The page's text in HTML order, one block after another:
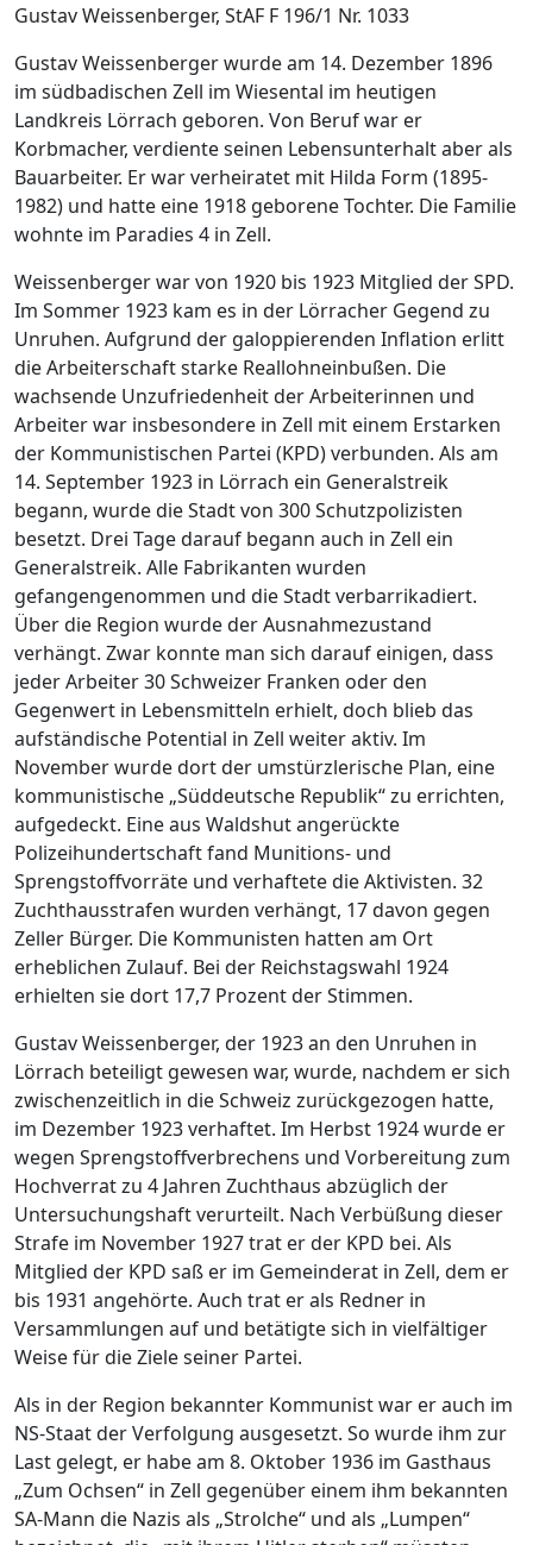
Gustav Weissenberger, StAF F 196/1 Nr. 1033
Gustav Weissenberger wurde am 14. Dezember 1896
im südbadischen Zell im Wiesental im heutigen
Landkreis Lörrach geboren. Von Beruf war er
Korbmacher, verdiente seinen Lebensunterhalt aber als
Bauarbeiter. Er war verheiratet mit Hilda Form (1895-
1982) und hatte eine 1918 geborene Tochter. Die Familie
wohnte im Paradies 4 in Zell.
Weissenberger war von 1920 bis 1923 Mitglied der SPD.
Im Sommer 1923 kam es in der Lörracher Gegend zu
Unruhen. Aufgrund der galoppierenden Inflation erlitt
die Arbeiterschaft starke Reallohneinbußen. Die
wachsende Unzufriedenheit der Arbeiterinnen und
Arbeiter war insbesondere in Zell mit einem Erstarken
der Kommunistischen Partei (KPD) verbunden. Als am
14. September 1923 in Lörrach ein Generalstreik
begann, wurde die Stadt von 300 Schutzpolizisten
besetzt. Drei Tage darauf begann auch in Zell ein
Generalstreik. Alle Fabrikanten wurden
gefangengenommen und die Stadt verbarrikadiert.
Über die Region wurde der Ausnahmezustand
verhängt. Zwar konnte man sich darauf einigen, dass
jeder Arbeiter 30 Schweizer Franken oder den
Gegenwert in Lebensmitteln erhielt, doch blieb das
aufständische Potential in Zell weiter aktiv. Im
November wurde dort der umstürzlerische Plan, eine
kommunistische „Süddeutsche Republik“ zu errichten,
aufgedeckt. Eine aus Waldshut angerückte
Polizeihundertschaft fand Munitions- und
Sprengstoffvorräte und verhaftete die Aktivisten. 32
Zuchthausstrafen wurden verhängt, 17 davon gegen
Zeller Bürger. Die Kommunisten hatten am Ort
erheblichen Zulauf. Bei der Reichstagswahl 1924
erhielten sie dort 17,7 Prozent der Stimmen.
Gustav Weissenberger, der 1923 an den Unruhen in
Lörrach beteiligt gewesen war, wurde, nachdem er sich
zwischenzeitlich in die Schweiz zurückgezogen hatte,
im Dezember 1923 verhaftet. Im Herbst 1924 wurde er
wegen Sprengstoffverbrechens und Vorbereitung zum
Hochverrat zu 4 Jahren Zuchthaus abzüglich der
Untersuchungshaft verurteilt. Nach Verbüßung dieser
Strafe im November 1927 trat er der KPD bei. Als
Mitglied der KPD saß er im Gemeinderat in Zell, dem er
bis 1931 angehörte. Auch trat er als Redner in
Versammlungen auf und betätigte sich in vielfältiger
Weise für die Ziele seiner Partei.
Als in der Region bekannter Kommunist war er auch im
NS-Staat der Verfolgung ausgesetzt. So wurde ihm zur
Last gelegt, er habe am 8. Oktober 1936 im Gasthaus
„Zum Ochsen“ in Zell gegenüber einem ihm bekannten
SA-Mann die Nazis als „Strolche“ und als „Lumpen“